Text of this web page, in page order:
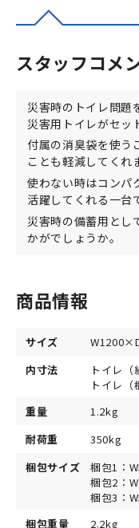
スタッフコメ
災害時のトイレ問題
災害用トイレがセッ
付属の消臭袋を使う
ことも軽減してくれ
使わない時はコンパ
活躍してくれる一台
災害時の備蓄用とし
かがでしょうか。
商品情報
サイズ
内寸法
トイレ
トイレ
重量
1.2kg
耐荷重
350kg
梱包サイズ
梱包1：
梱包2：
梱包3：
梱包重量
2.2kg